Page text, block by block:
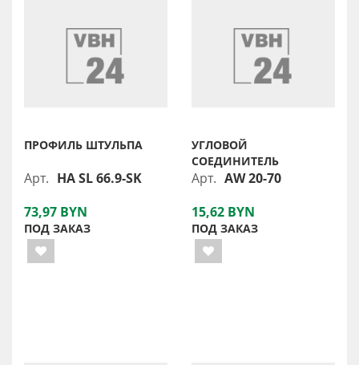
ПРОФИЛЬ ШТУЛЬПА
Арт. HA SL 66.9-SK
73,97 BYN
ПОД ЗАКАЗ
УГЛОВОЙ
СОЕДИНИТЕЛЬ
Арт. AW 20-70
15,62 BYN
ПОД ЗАКАЗ